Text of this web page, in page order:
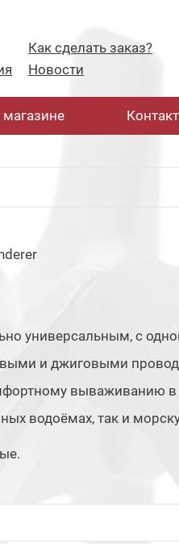
Как сделать заказ?
Новости
универсальным, с
и джиговыми
вываживанию в
водоёмах, так и